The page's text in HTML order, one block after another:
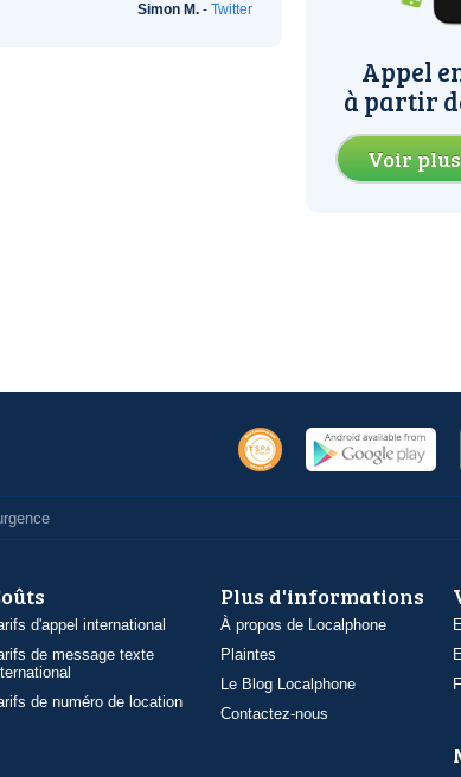
Simon M. - Twitter
Appel
à partir
Voir
d'appel international
de message texte
de numéro de location
Plus d'informations
À propos de Localphone
Plaintes
Le Blog Localphone
Contactez-nous